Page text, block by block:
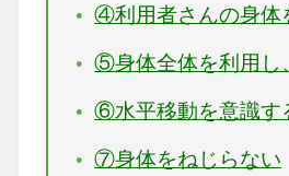
④利用者さんの身体
⑤身体全体を利用し
⑥水平移動を意識す
⑦身体をねじらない